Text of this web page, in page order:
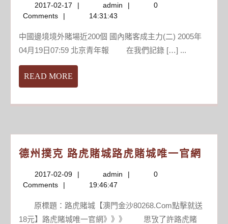
有
緣
四

彩
領
頭
_
明
星
站
俱
部
中
國
外
200
國
賭
客
2017-02-17
2017-
02-
admin admin
0
Comments
14:31:43
中國邊境境外賭場近200個 國內賭客成主力(二) 2005年
04月19日07:59 北京青年報 在我們記錄 […] ...
READ MORE
MORE
德州撲克 路虎賭城路虎賭城唯一官網
路
2017-02-09
2017-
02-
admin admin
0
Comments
19:46:47
原標題：路虎賭城【澳門金沙80268.Com點擊就送
18元】路虎賭城唯一官網》》》 思攷了許路虎賭